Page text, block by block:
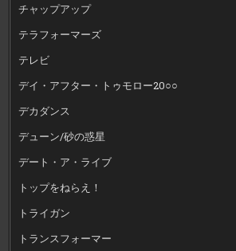
チャップアップ
テラフォーマーズ
テレビ
デイ・アフター・トゥモロー20○○
デカダンス
デューン/砂の惑星
デート・ア・ライブ
トップをねらえ！
トライガン
トランスフォーマー